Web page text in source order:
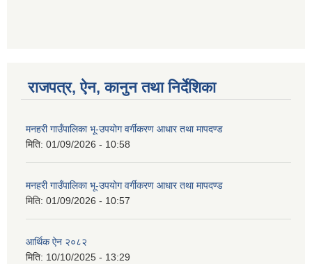
राजपत्र, ऐन, कानुन तथा निर्देशिका
मनहरी गाउँपालिका भू-उपयोग वर्गीकरण आधार तथा मापदण्ड
मिति: 01/09/2026 - 10:58
मनहरी गाउँपालिका भू-उपयोग वर्गीकरण आधार तथा मापदण्ड
मिति: 01/09/2026 - 10:57
आर्थिक ऐन २०८२
मिति: 10/10/2025 - 13:29